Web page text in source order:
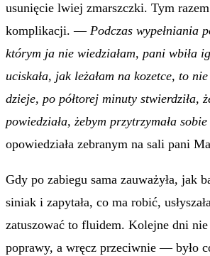
usunięcie lwiej zmarszczki. Tym
komplikacji. — Podczas wypełniania
którym ja nie wiedziałam, pani wbiła
uciskała, jak leżałam na kozetce, to
dzieje, po półtorej minuty stwierdziła,
powiedziała, żebym przytrzymała
opowiedziała zebranym na sali pani
Gdy po zabiegu sama zauważyła, jak
siniak i zapytała, co ma robić,
zatuszować to fluidem. Kolejne dni nie
poprawy, a wręcz przeciwnie — było